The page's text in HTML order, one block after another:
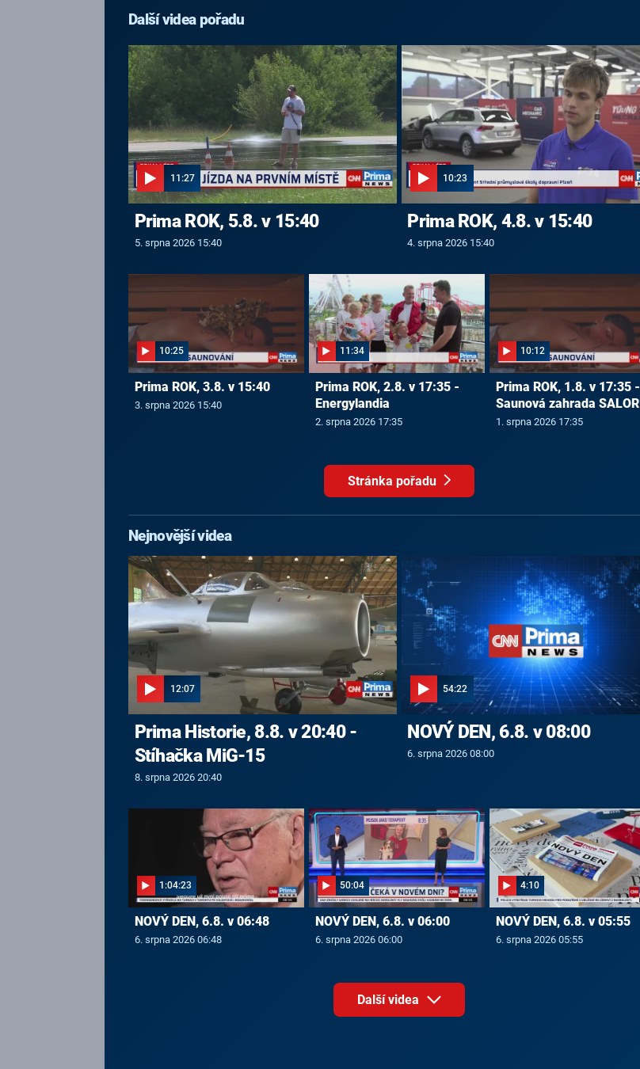
Další videa pořadu
11:27
Prima ROK, 5.8. v 15:40
5. srpna 2026 15:40
10:23
Prima ROK, 4.8. v 15:40
4. srpna 2026 15:40
10:25
Prima ROK, 3.8. v 15:40
3. srpna 2026 15:40
11:34
Prima ROK, 2.8. v 17:35 -
Energylandia
2. srpna 2026 17:35
10:12
Prima ROK, 1.8. v 17:35 -
Saunová zahrada SALORI
1. srpna 2026 17:35
Stránka pořadu
Nejnovější videa
12:07
Prima Historie, 8.8. v 20:40 -
Stíhačka MiG-15
8. srpna 2026 20:40
54:22
NOVÝ DEN, 6.8. v 08:00
6. srpna 2026 08:00
1:04:23
NOVÝ DEN, 6.8. v 06:48
6. srpna 2026 06:48
50:04
NOVÝ DEN, 6.8. v 06:00
6. srpna 2026 06:00
4:10
NOVÝ DEN, 6.8. v 05:55
6. srpna 2026 05:55
Další videa